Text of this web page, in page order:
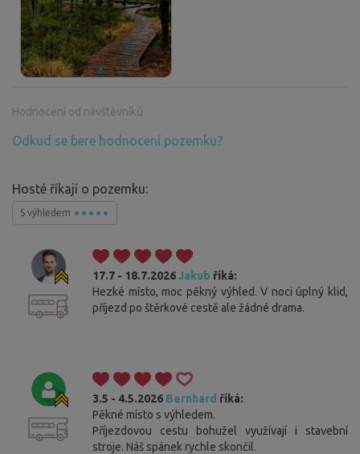
Hodnocení od návštěvníků
Odkud se bere hodnocení pozemku?
Hosté říkají o pozemku:
S výhledem
17.7 - 18.7.2026Jakub říká:
Hezké místo, moc pěkný výhled. V noci úplný klid,
příjezd po štěrkové cestě ale žádné drama.
3.5 - 4.5.2026 Bernhard říká:
Pěkné místo s výhledem.
Příjezdovou cestu bohužel využívají i stavební
stroje. Náš spánek rychle skončil.